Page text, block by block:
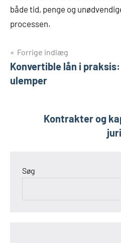
både tid, penge og
processen.
Indlægsnavigation
Forrige indlæg
Konvertible lån i
ulemper
Kontrakter og
Søg